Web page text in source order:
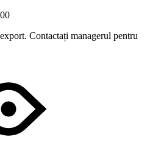
Contactați managerul pentru